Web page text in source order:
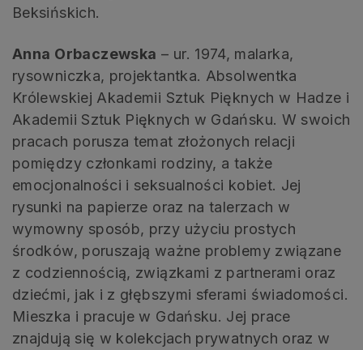
Beksińskich.
Anna Orbaczewska – ur. 1974, malarka,
rysowniczka, projektantka. Absolwentka
Królewskiej Akademii Sztuk Pięknych w Hadze i
Akademii Sztuk Pięknych w Gdańsku. W swoich
pracach porusza temat złożonych relacji
pomiędzy członkami rodziny, a także
emocjonalności i seksualności kobiet. Jej
rysunki na papierze oraz na talerzach w
wymowny sposób, przy użyciu prostych
środków, poruszają ważne problemy związane
z codziennością, związkami z partnerami oraz
dziećmi, jak i z głębszymi sferami świadomości.
Mieszka i pracuje w Gdańsku. Jej prace
znajdują się w kolekcjach prywatnych oraz w